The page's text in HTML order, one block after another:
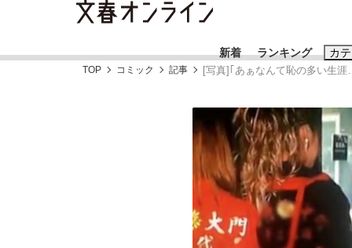
新着 ランキング カ
おすすめの
#藤田晋
#三
#玉木雄一郎
TOP コミック 記事 [写真]｢あぁなんて恥の多い生